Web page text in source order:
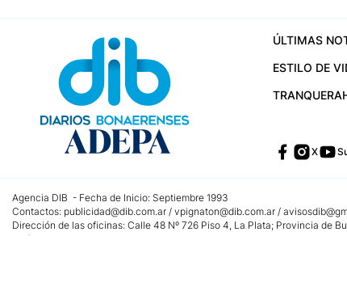
ÚLTIMAS
ESTILO DE
TRANQUERA
X
Agencia DIB - Fecha de Inicio: Septiembre 1993
Contactos: publicidad@dib.com.ar / vpignaton@dib.com.ar /
Dirección de las oficinas: Calle 48 Nº 726 Piso 4, La Plata; Provincia de
Teléfono: +5492215022421 - Whatsapp: +5492215031783